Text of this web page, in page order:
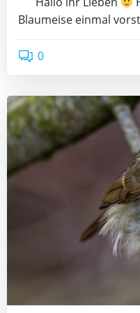
Blaumeise einmal
0